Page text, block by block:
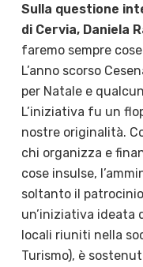
Sulla questione
di Cervia, Daniela
faremo sempre
L’anno scorso
per Natale e
L’iniziativa fu un
nostre originalità.
chi organizza e
cose insulse,
soltanto il
un’iniziativa ideata
locali riuniti nella
Turismo), è